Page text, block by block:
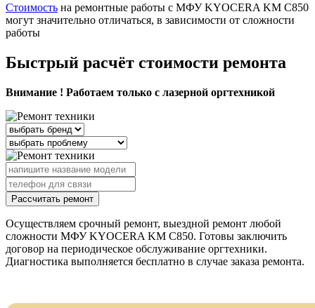
Стоимость на ремонтные работы с МФУ KYOCERA KM C850
могут значительно отличаться, в зависимости от сложности
работы
Быстрый расчёт стоимости ремонта
Внимание ! Работаем только с лазерной оргтехникой
Рассчитать ремонт
Осуществляем срочный ремонт, выездной ремонт любой
сложности МФУ KYOCERA KM C850. Готовы заключить
договор на периодическое обслуживание оргтехники.
Диагностика выполняется бесплатно в случае заказа ремонта.